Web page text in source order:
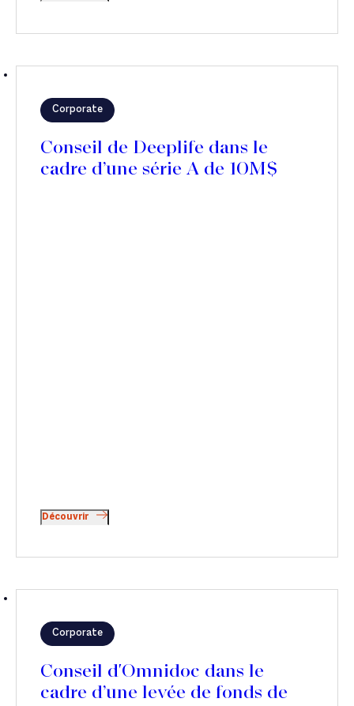
Corporate
Conseil de Deeplife dans le
cadre d’une série A de 10M$
Découvrir
Corporate
Conseil d'Omnidoc dans le
cadre d’une levée de fonds de